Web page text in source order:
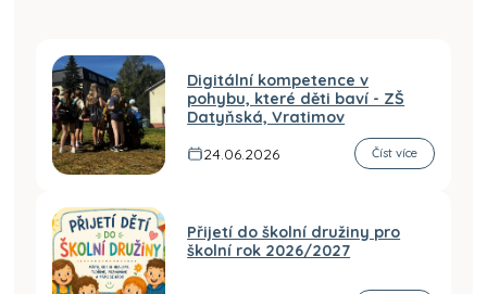
Digitální kompetence v
pohybu, které děti baví - ZŠ
Datyňská, Vratimov
24.06.2026
Číst více
Přijetí do školní družiny pro
školní rok 2026/2027